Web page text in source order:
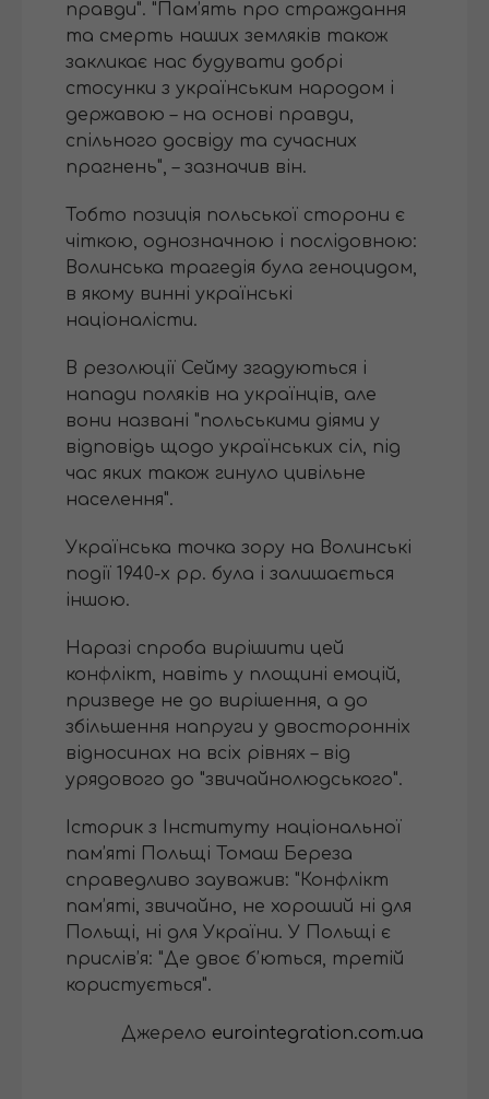
правди". "Пам’ять про страждання
та смерть наших земляків також
закликає нас будувати добрі
стосунки з українським народом і
державою – на основі правди,
спільного досвіду та сучасних
прагнень", – зазначив він.
Тобто позиція польської сторони є
чіткою, однозначною і послідовною:
Волинська трагедія була геноцидом,
в якому винні українські
націоналісти.
В резолюції Сейму згадуються і
напади поляків на українців, але
вони названі "польськими діями у
відповідь щодо українських сіл, під
час яких також гинуло цивільне
населення".
Українська точка зору на Волинські
події 1940-х рр. була і залишається
іншою.
Наразі спроба вирішити цей
конфлікт, навіть у площині емоцій,
призведе не до вирішення, а до
збільшення напруги у двосторонніх
відносинах на всіх рівнях – від
урядового до "звичайнолюдського".
Історик з Інституту національної
пам’яті Польщі Томаш Береза
справедливо зауважив: "Конфлікт
пам’яті, звичайно, не хороший ні для
Польщі, ні для України. У Польщі є
прислів’я: "Де двоє б’ються, третій
користується".
Джерело eurointegration.com.ua